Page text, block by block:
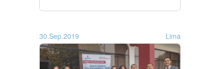
30.Sep.2019 Lima